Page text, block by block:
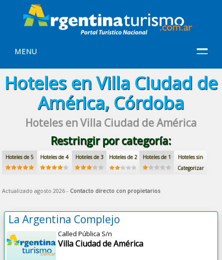
MENU
Hoteles en Villa Ciudad de
América, Córdoba
Hoteles en Villa Ciudad de América
Restringir por categoría:
Hoteles de 5 Hoteles de 4 Hoteles de 3 Hoteles de 2 Hoteles de 1
Hoteles sin
Categorizar
Actualizado agosto 2026 - Contacto directo con propietarios
La Argentina Complejo
Called Pública S/n
Villa Ciudad de América